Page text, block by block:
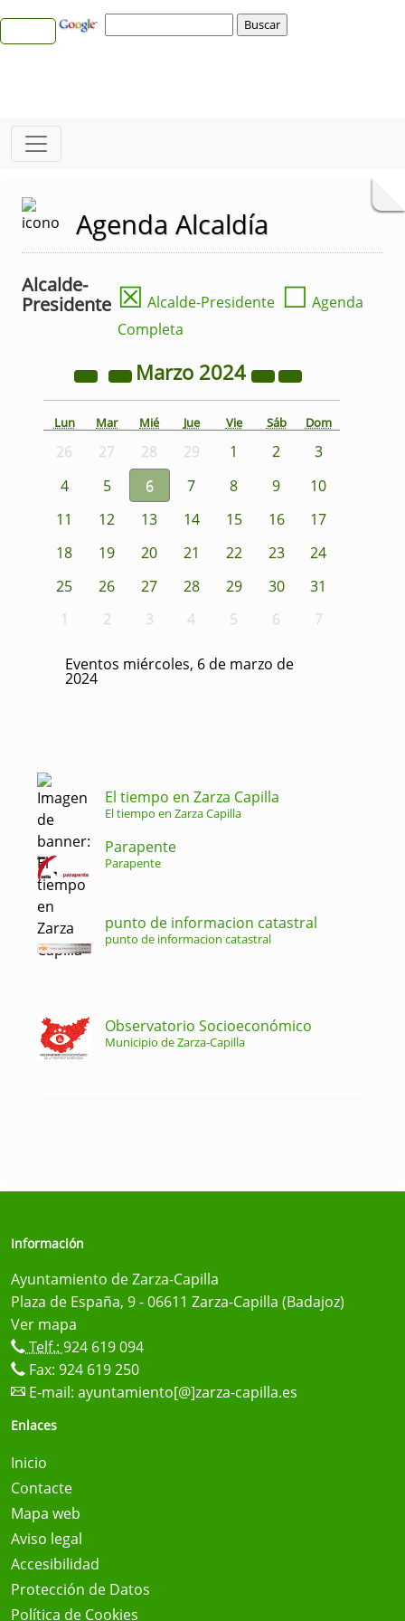
Agenda Alcaldía
Alcalde-
Presidente ☒ Alcalde-Presidente ☐ Agenda
Completa
Marzo 2024
Lun Mar Mié Jue Vie Sáb Dom
26 27 28 29 1 2
3
4
5 6 7 8 9
10
11
12 13 14 15 16
17
18
19 20 21 22 23
24
25
26 27 28 29 30
31
1
2 3 4 5 6 7
Eventos miércoles, 6 de marzo de
2024
El tiempo en Zarza Capilla
El tiempo en Zarza Capilla
Parapente
Parapente
punto de informacion catastral
punto de informacion catastral
Observatorio Socioeconómico
Municipio de Zarza-Capilla
Información
Ayuntamiento de Zarza-Capilla
Plaza de España, 9 - 06611 Zarza-Capilla (Badajoz)
Ver mapa
Telf.: 924 619 094
Fax: 924 619 250
E-mail: ayuntamiento[@]zarza-capilla.es
Enlaces
Inicio
Contacte
Mapa web
Aviso legal
Accesibilidad
Protección de Datos
Política de Cookies